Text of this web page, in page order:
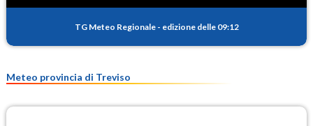
PM25
TG Meteo Regionale - edizione delle 09:12
Meteo provincia di Treviso